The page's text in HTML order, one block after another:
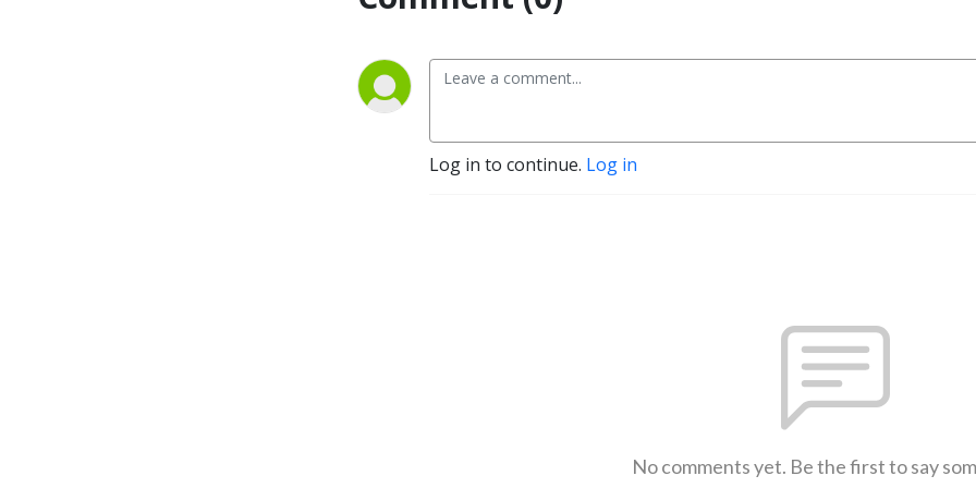
Log in to continue. Log in
No comments yet. Be the first to say